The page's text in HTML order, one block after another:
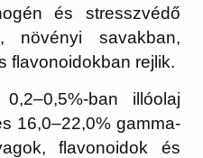
és stresszvédő
növényi savakban,
flavonoidokban rejlik.
ban illóolaj
16,0–22,0% gamma-
flavonoidok és